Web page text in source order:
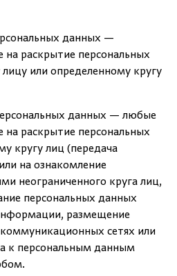
данных —
на раскрытие персональных
или определенному кругу
данных — любые
на раскрытие персональных
кругу лиц (передача
на ознакомление
неограниченного круга лиц,
персональных данных
размещение
сетях или
к персональным данным